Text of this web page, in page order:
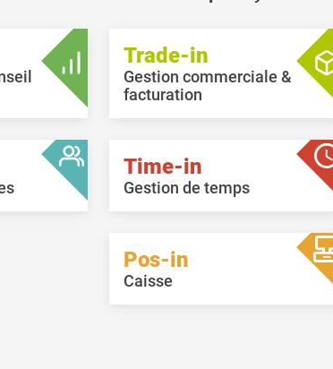
Salaire minimum (Non-
qualifié) : 2.637,79 =>
2.703,74
Salaire minimum
(Qualifié) : 3.165,35 =>
3.244,48
(Qualifié) : 18,2968 =>
Trade-in
Gestion commerciale &
facturation
Time-in
Gestion de temps
Pos-in
Caisse